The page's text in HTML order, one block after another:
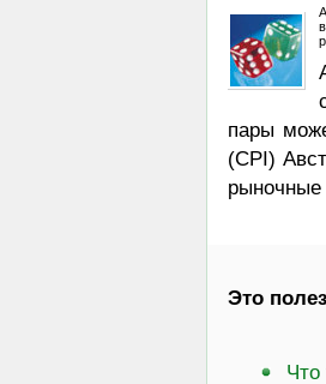
пары
(CPI)
рыночные
Это
Что